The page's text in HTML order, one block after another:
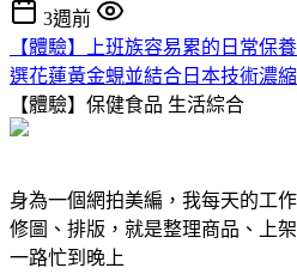
3週前
【體驗】上班族容易累的日常保
選花蓮黃金蜆並結合日本技術濃
【體驗】保健食品 生活綜合
身為一個網拍美編，我每天的工
修圖、排版，就是整理商品、上
一路忙到晚上